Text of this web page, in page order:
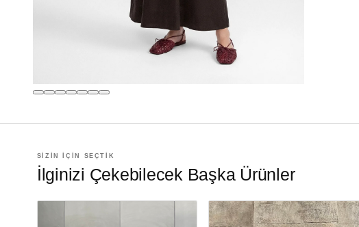
SİZİN İÇİN SEÇTİK
İlginizi Çekebilecek Başka Ürünler